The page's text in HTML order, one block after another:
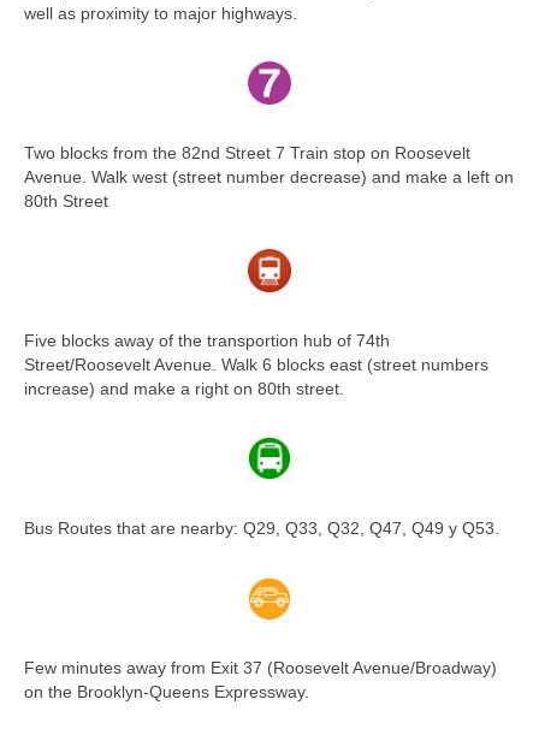
well as proximity to major highways.
Two blocks from the 82nd Street 7 Train stop on Roosevelt
Avenue. Walk west (street number decrease) and make a left on
80th Street
Five blocks away of the transportion hub of 74th
Street/Roosevelt Avenue. Walk 6 blocks east (street numbers
increase) and make a right on 80th street.
Bus Routes that are nearby: Q29, Q33, Q32, Q47, Q49 y Q53.
Few minutes away from Exit 37 (Roosevelt Avenue/Broadway)
on the Brooklyn-Queens Expressway.